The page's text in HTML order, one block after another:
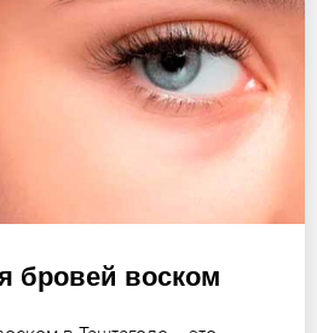
бровей воском